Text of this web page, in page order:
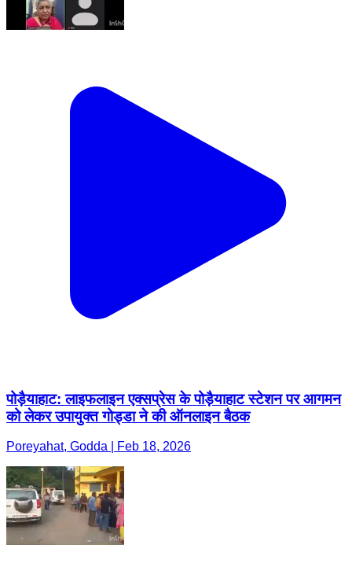
पोड़ैयाहाट: लाइफलाइन एक्सप्रेस के पोड़ैयाहाट स्टेशन पर आगमन
को लेकर उपायुक्त गोड्डा ने की ऑनलाइन बैठक
Poreyahat, Godda | Feb 18, 2026